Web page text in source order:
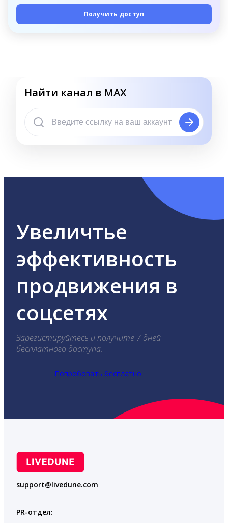
Получить доступ
Найти канал в MAX
Увеличтье
эффективность
продвижения в
соцсетях
Зарегистируйтесь и получите 7 дней
бесплатного доступа.
Попробовать бесплатно
support@livedune.com
PR-отдел: